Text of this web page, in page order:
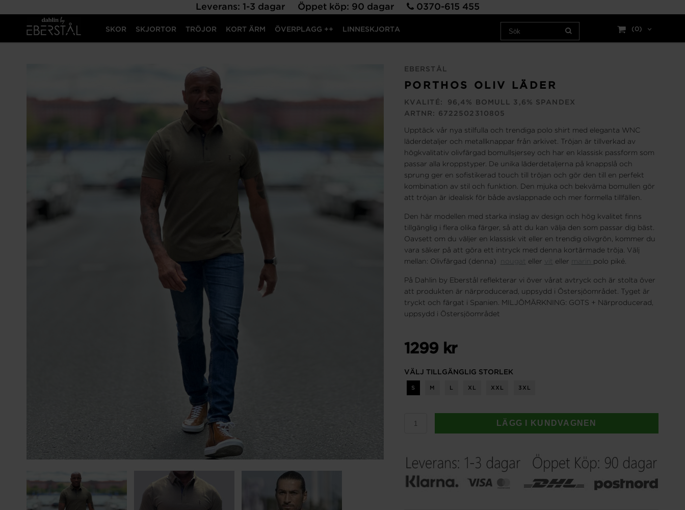
Leverans: 1-3 dagar Öppet köp: 90 dagar 0370-615 455
SKOR SKJORTOR TRÖJOR KORT ÄRM ÖVERPLAGG ++ LINNESKJORTA (0)
EBERSTÅL
PORTHOS OLIV LÄDER
KVALITÉ:
96,4% BOMULL 3,6% SPANDEX
ARTNR:
6722502310805
Upptäck vår nya stilfulla och trendiga polo shirt med eleganta WNC
läderdetaljer och metallknappar från arkivet. Tröjan är tillverkad av
högkvalitativ olivfärgad bomullsjersey och har en klassisk passform som
passar alla kroppstyper. De unika läderdetaljerna på knappslå och
sprung ger en sofistikerad touch till tröjan och gör den till en perfekt
kombination av stil och funktion. Den mjuka och bekväma bomullen gör
att tröjan är idealisk för både avslappnade och mer formella tillfällen.
Den här modellen med starka inslag av design och hög kvalitet finns
tillgänglig i flera olika färger, så att du kan välja den som passar dig bäst.
Oavsett om du väljer en klassisk vit eller en trendig olivgrön, kommer du
vara säker på att göra ett intryck med denna kortärmade tröja. Välj
mellan: Olivfärgad (denna)
nougat eller eller marin polo piké.
På Dahlin by Eberstål reflekterar vi över vårat avtryck och är stolta över
att produkten är närproducerad, uppsydd i Östersjöområdet. Tyget är
tryckt och färgat i Spanien. MILJÖMÄRKNING: GOTS + Närproducerad,
uppsydd i Östersjöområdet
1299 kr
VÄLJ TILLGÄNGLIG STORLEK
S M L XL XXL 3XL
LÄGG I KUNDVAGNEN